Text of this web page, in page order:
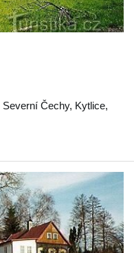
Severní Čechy, Kytlice,